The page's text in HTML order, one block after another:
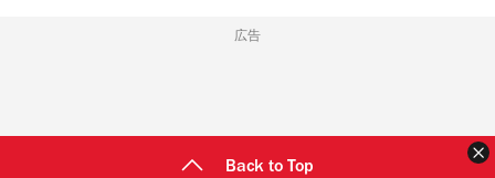
広告
Back to Top